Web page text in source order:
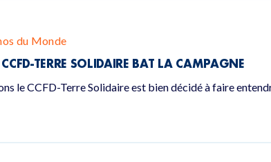
du Monde
TERRE SOLIDAIRE BAT LA CAMPAGNE
le CCFD-Terre Solidaire est bien décidé à faire